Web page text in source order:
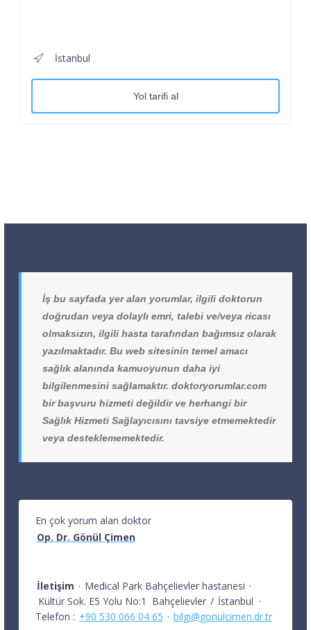
İstanbul
Yol tarifi al
İş bu sayfada yer alan yorumlar, ilgili doktorun
doğrudan veya dolaylı emri, talebi ve/veya ricası
olmaksızın, ilgili hasta tarafından bağımsız olarak
yazılmaktadır. Bu web sitesinin temel amacı
sağlık alanında kamuoyunun daha iyi
bilgilenmesini sağlamaktır. doktoryorumlar.com
bir başvuru hizmeti değildir ve herhangi bir
Sağlık Hizmeti Sağlayıcısını tavsiye etmemektedir
veya desteklememektedir.
En çok yorum alan doktor
Op. Dr. Gönül Çimen
İletişim · Medical Park Bahçelievler hastanesi ·
Kültür Sok. E5 Yolu No:1
Bahçelievler / İstanbul ·
Telefon : +90 530 066 04 65 · bilgi@gonulcimen.dr.tr